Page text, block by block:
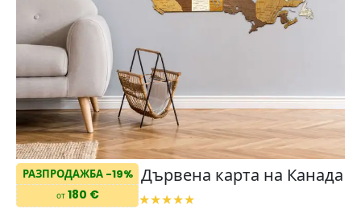
РАЗПРОДАЖБА -19%
от180 €
Дървена карта на Канада